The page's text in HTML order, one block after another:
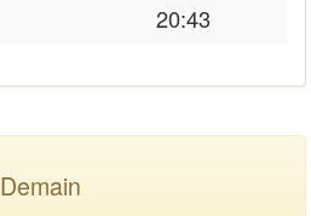
20:43
Demain